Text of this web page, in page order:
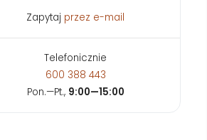
Zapytaj przez e-mail
Telefonicznie
600 388 443
Pon.—Pt., 9:00—15:00